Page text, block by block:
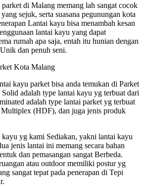
di Malang memang lah sangat cocok
sejuk, serta suasana pegunungan kota
Lantai kayu bisa menambah kesan
lantai kayu yang dapat
rumah apa saja, entah itu hunian dengan
dan penuh seni.
Kota Malang
kayu parket bisa anda temukan di Parket
adalah type lantai kayu yg terbuat dari
adalah type lantai parket yg terbuat
Multiplex (HDF), dan juga jenis produk
kayu yg kami Sediakan, yakni lantai kayu
jenis lantai ini memang secara bahan
dan pemasangan sangat Berbeda.
atau outdoor memiliki postur yg
sangat tepat pada penerapan di Tepi